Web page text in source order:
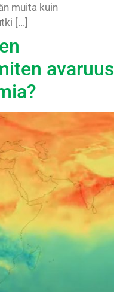
muita kuin
[...]
avaruus